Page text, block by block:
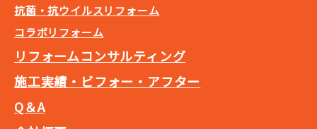
抗菌・抗ウイルスリフォーム
コラボリフォーム
リフォームコンサルティング
施工実績・ビフォー・アフター
Q＆A